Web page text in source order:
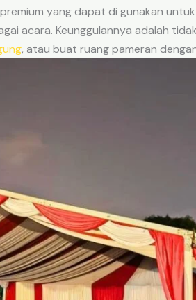
premium yang dapat di gunakan
acara. Keunggulannya adalah
, atau buat ruang pameran